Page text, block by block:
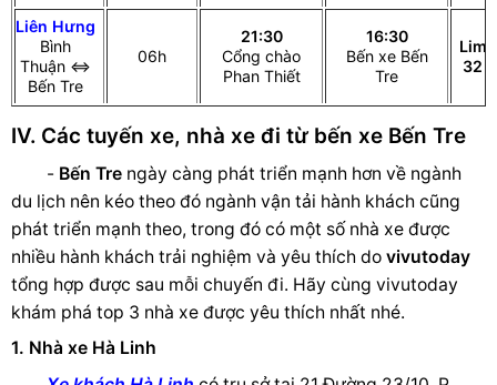
Liên Hưng
Bình
Thuận ⇔
Bến Tre
06h
21:30
Cổng chào
Phan Thiết
16:30
Bến xe Bến
Tre
32
IV. Các tuyến xe, nhà xe đi từ bến xe Bến Tre
- Bến Tre ngày càng phát triển mạnh hơn về ngành
du lịch nên kéo theo đó ngành vận tải hành khách cũng
phát triển mạnh theo, trong đó có một số nhà xe được
nhiều hành khách trải nghiệm và yêu thích do vivutoday
tổng hợp được sau mỗi chuyến đi. Hãy cùng vivutoday
khám phá top 3 nhà xe được yêu thích nhất nhé.
1. Nhà xe Hà Linh